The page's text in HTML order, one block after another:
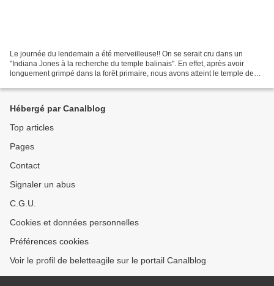
Le journée du lendemain a été merveilleuse!! On se serait cru dans un
"Indiana Jones à la recherche du temple balinais". En effet, après avoir
longuement grimpé dans la forêt primaire, nous avons atteint le temple de
Hébergé par Canalblog
Top articles
Pages
Contact
Signaler un abus
C.G.U.
Cookies et données personnelles
Préférences cookies
Voir le profil de beletteagile sur le portail Canalblog